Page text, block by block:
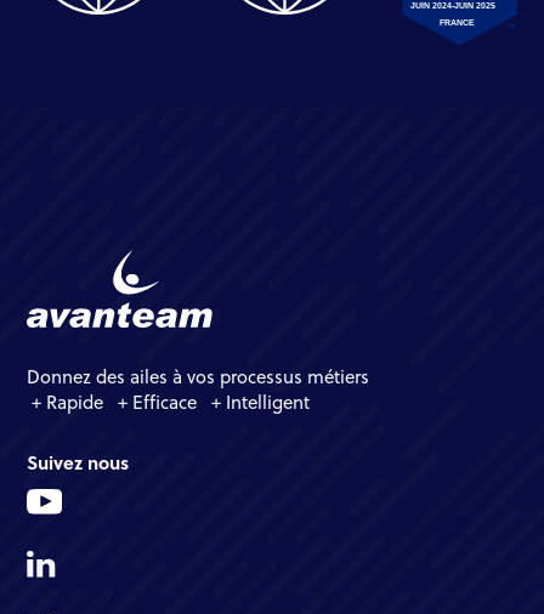
Donnez des ailes à vos processus métiers
+ Rapide + Efficace + Intelligent
Suivez nous